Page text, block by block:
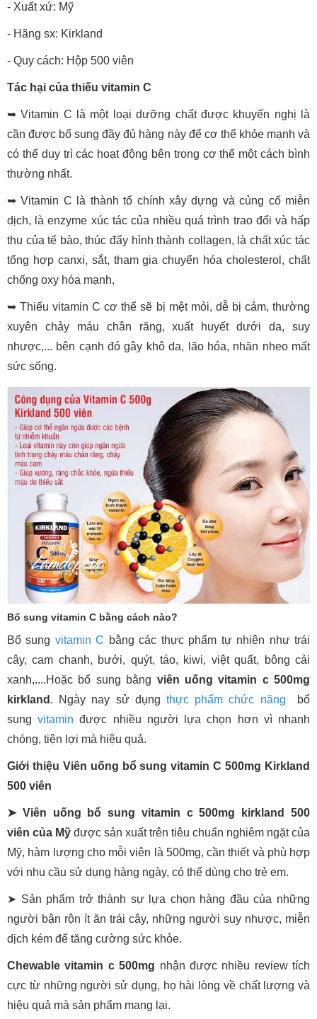
- Xuất xứ: Mỹ
- Hãng sx: Kirkland
- Quy cách: Hộp 500 viên
Tác hại của thiếu vitamin C
➥ Vitamin C là một loại dưỡng chất được khuyến nghị là
cần được bổ sung đầy đủ hàng này để cơ thể khỏe mạnh và
có thể duy trì các hoạt động bên trong cơ thể một cách bình
thường nhất.
➥ Vitamin C là thành tố chính xây dựng và củng cố miễn
dịch, là enzyme xúc tác của nhiều quá trình trao đổi và hấp
thu của tế bào, thúc đẩy hình thành collagen, là chất xúc tác
tổng hợp canxi, sắt, tham gia chuyển hóa cholesterol, chất
chống oxy hóa mạnh,
➥ Thiếu vitamin C cơ thể sẽ bị mệt mỏi, dễ bị cảm, thường
xuyên chảy máu chân răng, xuất huyết dưới da, suy
nhược,... bên cạnh đó gây khô da, lão hóa, nhăn nheo mất
sức sống.
Bổ sung vitamin C bằng cách nào?
Bổ sung vitamin C bằng các thực phẩm tự nhiên như trái
cây, cam chanh, bưởi, quýt, táo, kiwi, việt quất, bông cải
xanh,....Hoặc bổ sung bằng viên uống vitamin c 500mg
kirkland . Ngày nay sử dụng thực phẩm chức năng bổ
sungvitamin được nhiều người lựa chọn hơn vì nhanh
chóng, tiện lợi mà hiệu quả.
Giới thiệu Viên uống bổ sung vitamin C 500mg Kirkland
500 viên
➤ Viên uống bổ sung vitamin c 500mg kirkland 500
viên của Mỹ được sản xuất trên tiêu chuẩn nghiêm ngặt của
Mỹ, hàm lượng cho mỗi viên là 500mg, cần thiết và phù hợp
với nhu cầu sử dụng hàng ngày, có thể dùng cho trẻ em.
➤ Sản phẩm trở thành sự lựa chọn hàng đầu của những
người bận rộn ít ăn trái cây, những người suy nhược, miễn
dịch kém để tăng cường sức khỏe.
Chewable vitamin c 500mg nhận được nhiều review tích
cực từ những người sử dụng, họ hài lòng về chất lượng và
hiệu quả mà sản phẩm mang lại.